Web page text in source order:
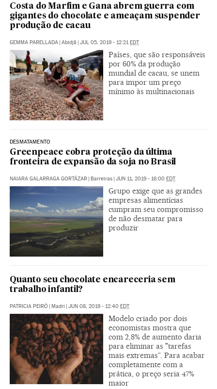
Costa do Marfim e Gana abrem guerra com
gigantes do chocolate e ameaçam suspender
produção de cacau
GEMMA PARELLADA Abidjã JUL 05, 2019 - 12:21 EDT
Países, que são responsáveis
por 60% da produção
mundial de cacau, se unem
para impor um preço
mínimo às multinacionais
DESMATAMENTO
Greenpeace cobra proteção da última
fronteira de expansão da soja no Brasil
NAIARA GALARRAGA GORTÁZAR | Barreiras | JUN 11, 2019 - 16:00 EDT
Grupo exige que as grandes
empresas alimentícias
cumpram seu compromisso
de não desmatar para
produzir
Quanto seu chocolate encareceria sem
trabalho infantil?
PATRICIA PEIRÓ | Madri | JUN 08, 2019 - 12:40 EDT
Modelo criado por dois
economistas mostra que
com 2,8% de aumento daria
para eliminar as "tarefas
mais extremas”. Para acabar
completamente com a
prática, o preço seria 47%
maior